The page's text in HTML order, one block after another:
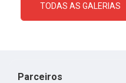
TODAS AS GALERIAS
Parceiros